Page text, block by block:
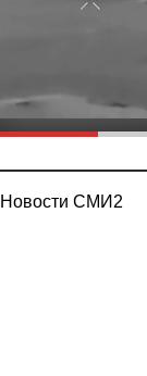
Новости СМИ2